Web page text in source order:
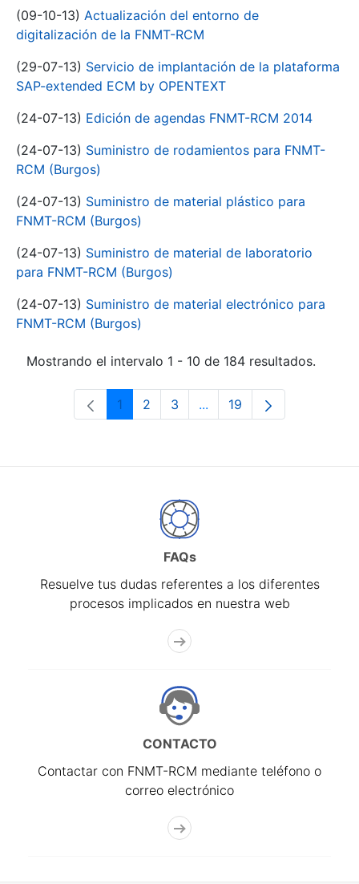
(09-10-13) Actualización del entorno de
digitalización de la FNMT-RCM
(29-07-13) Servicio de implantación de la plataforma
SAP-extended ECM by OPENTEXT
(24-07-13) Edición de agendas FNMT-RCM 2014
(24-07-13) Suministro de rodamientos para FNMT-
RCM (Burgos)
(24-07-13) Suministro de material plástico para
FNMT-RCM (Burgos)
(24-07-13) Suministro de material de laboratorio
para FNMT-RCM (Burgos)
(24-07-13) Suministro de material electrónico para
FNMT-RCM (Burgos)
Mostrando el intervalo 1 - 10 de 184 resultados.
Página
1 Página
2 Página
3 ...Páginas intermedias Use
Página
19
FAQs
Resuelve tus dudas referentes a los diferentes
procesos implicados en nuestra web
CONTACTO
Contactar con FNMT-RCM mediante teléfono o
correo electrónico